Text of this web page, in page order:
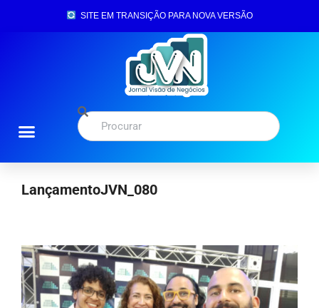
SITE EM TRANSIÇÃO PARA NOVA VERSÃO
LançamentoJVN_080